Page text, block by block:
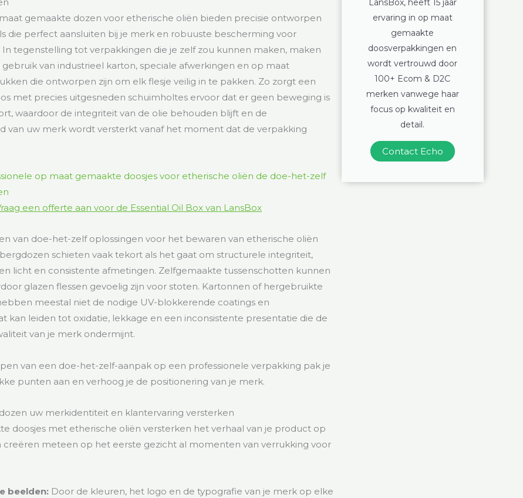
gemaakte dozen voor etherische oliën bieden precisie ontworpen
die perfect aansluiten bij je merk en robuuste bescherming voor
In tegenstelling tot verpakkingen die je zelf zou kunnen maken, maken
van industrieel karton, speciale afwerkingen en op maat
die ontworpen zijn om elk flesje veilig in te pakken. Zo zorgt een
met precies uitgesneden schuimholtes ervoor dat er geen beweging is
waardoor de integriteit van de olie behouden blijft en de
van uw merk wordt versterkt vanaf het moment dat de verpakking
een offerte aan voor de Essential Oil Box van LansBox
van doe-het-zelf oplossingen voor het bewaren van etherische oliën
schieten vaak tekort als het gaat om structurele integriteit,
licht en consistente afmetingen. Zelfgemaakte tussenschotten kunnen
glazen flessen gevoelig zijn voor stoten. Kartonnen of hergebruikte
meestal niet de nodige UV-blokkerende coatings en
kan leiden tot oxidatie, lekkage en een inconsistente presentatie die de
van je merk ondermijnt.
van een doe-het-zelf-aanpak op een professionele verpakking pak je
punten aan en verhoog je de positionering van je merk.
uw merkidentiteit en klantervaring versterken
doosjes met etherische oliën versterken het verhaal van je product op
creëren meteen op het eerste gezicht al momenten van verrukking voor
beelden: Door de kleuren, het logo en de typografie van je merk op elke
ervaring in op maat
gemaakte
doosverpakkingen en
wordt vertrouwd door
100+ Ecom & D2C
merken vanwege haar
focus op kwaliteit en
detail.
Contact Echo